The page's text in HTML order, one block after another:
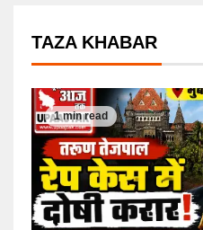
TAZA KHABAR
1 min read